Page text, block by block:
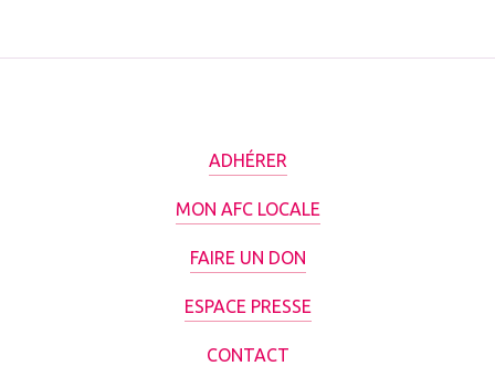
ADHÉRER
MON AFC LOCALE
FAIRE UN DON
ESPACE PRESSE
CONTACT